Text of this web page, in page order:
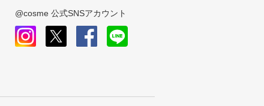
@cosme 公式SNSアカウント